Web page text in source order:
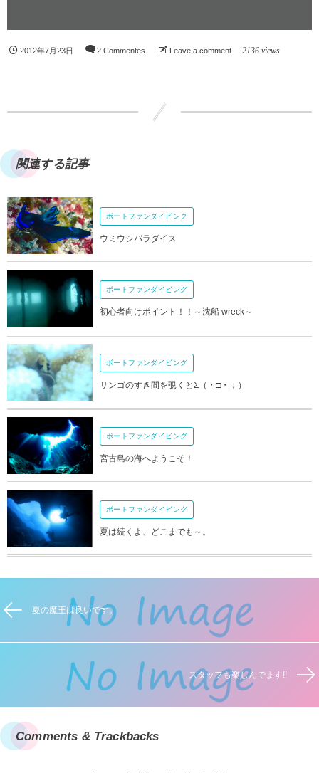
2012年7月23日 2 Commentes Leave a comment 2136 views
関連する記事
ボートファンダイビング
ウミウシパラダイス
ボートファンダイビング
初心者向けポイント！！～沈船 wreck～
ボートファンダイビング
サンゴのすき間を覗くとΣ（・□・；）
ボートファンダイビング
宮古島の海へようこそ！
ボートファンダイビング
夏は続くよ、どこまでも～。
夏の魔王は良いです。
スタッフも楽しんでます!!
Comments & Trackbacks